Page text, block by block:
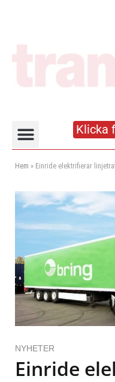
Klicka
Hem » Einride elektrifierar
NYHETER
Einride